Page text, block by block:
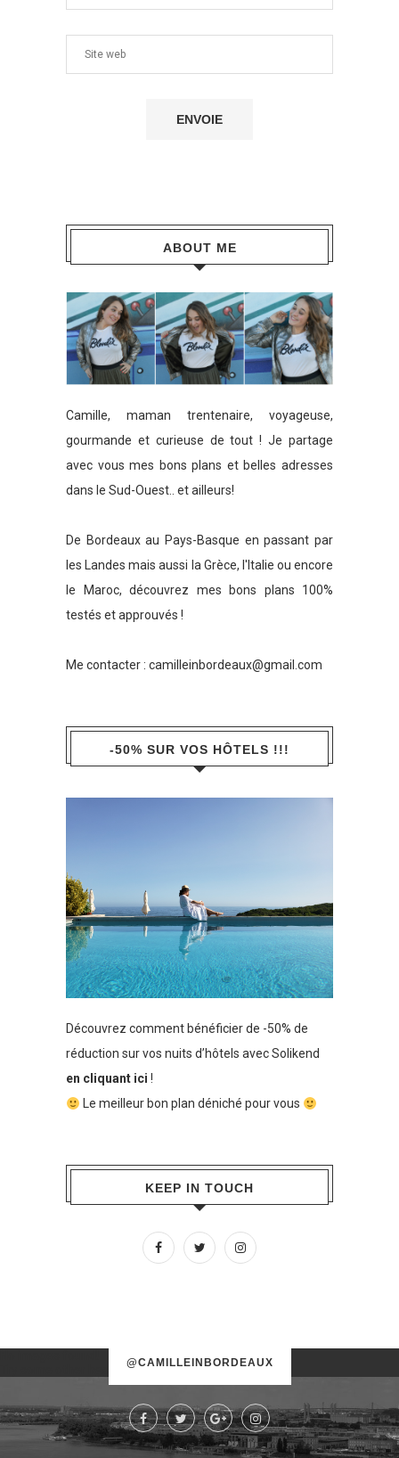
ABOUT ME
Camille, maman trentenaire, voyageuse,
gourmande et curieuse de tout ! Je partage
avec vous mes bons plans et belles adresses
dans le Sud-Ouest.. et ailleurs!
De Bordeaux au Pays-Basque en passant par
les Landes mais aussi la Grèce, l'Italie ou encore
le Maroc, découvrez mes bons plans 100%
testés et approuvés !
Me contacter : camilleinbordeaux@gmail.com
-50% SUR VOS HÔTELS !!!
Découvrez comment bénéficier de -50% de
réduction sur vos nuits d’hôtels avec Solikend
en cliquant ici !
Le meilleur bon plan déniché pour vous
KEEP IN TOUCH
@CAMILLEINBORDEAUX
Try some other hashtag or username